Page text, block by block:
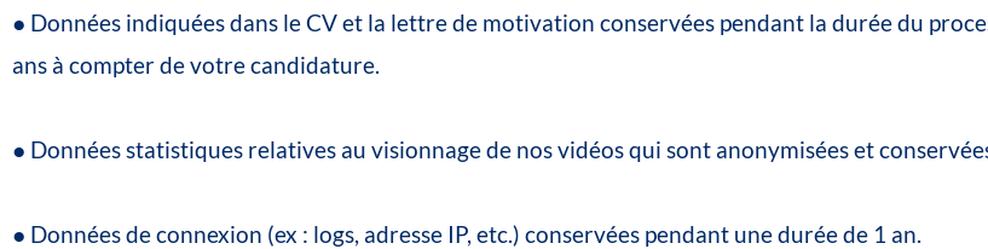
● Données indiquéesdans leCVet la lettrede motivation conservées pendant la duréedu
ans à compterdevotrecandidature.
● Données statistiques relatives au visionnagede nosvidéosqui sont anonymiséeset
● Donnéesdeconnexion (ex : logs, adresse IP, etc.) conservées pendant uneduréede 1 an.